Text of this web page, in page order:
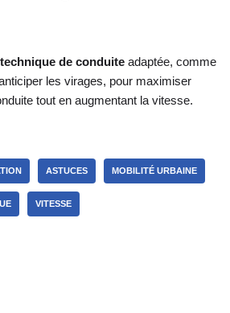
technique de conduite adaptée, comme
les virages, pour maximiser
tout en augmentant la vitesse.
ASTUCES MOBILITÉ URBAINE
VITESSE